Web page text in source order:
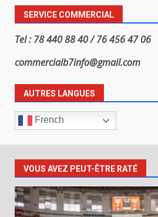
SERVICE COMMERCIAL
Tel : 78 440 88 40 / 76 456 47 06
commercialb7info@gmail.com
AUTRES LANGUES
French
VOUS AVEZ PEUT-ÊTRE RATÉ